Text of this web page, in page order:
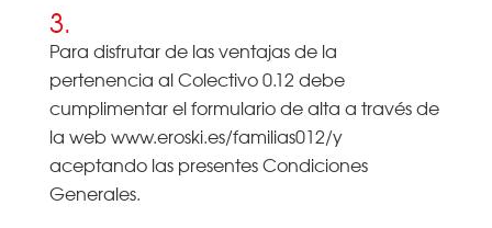
3.
Para disfrutar de las ventajas de la
pertenencia al Colectivo 0.12 debe
cumplimentar el formulario de alta a través de
la web www.eroski.es/familias012/y
aceptando las presentes Condiciones
Generales.